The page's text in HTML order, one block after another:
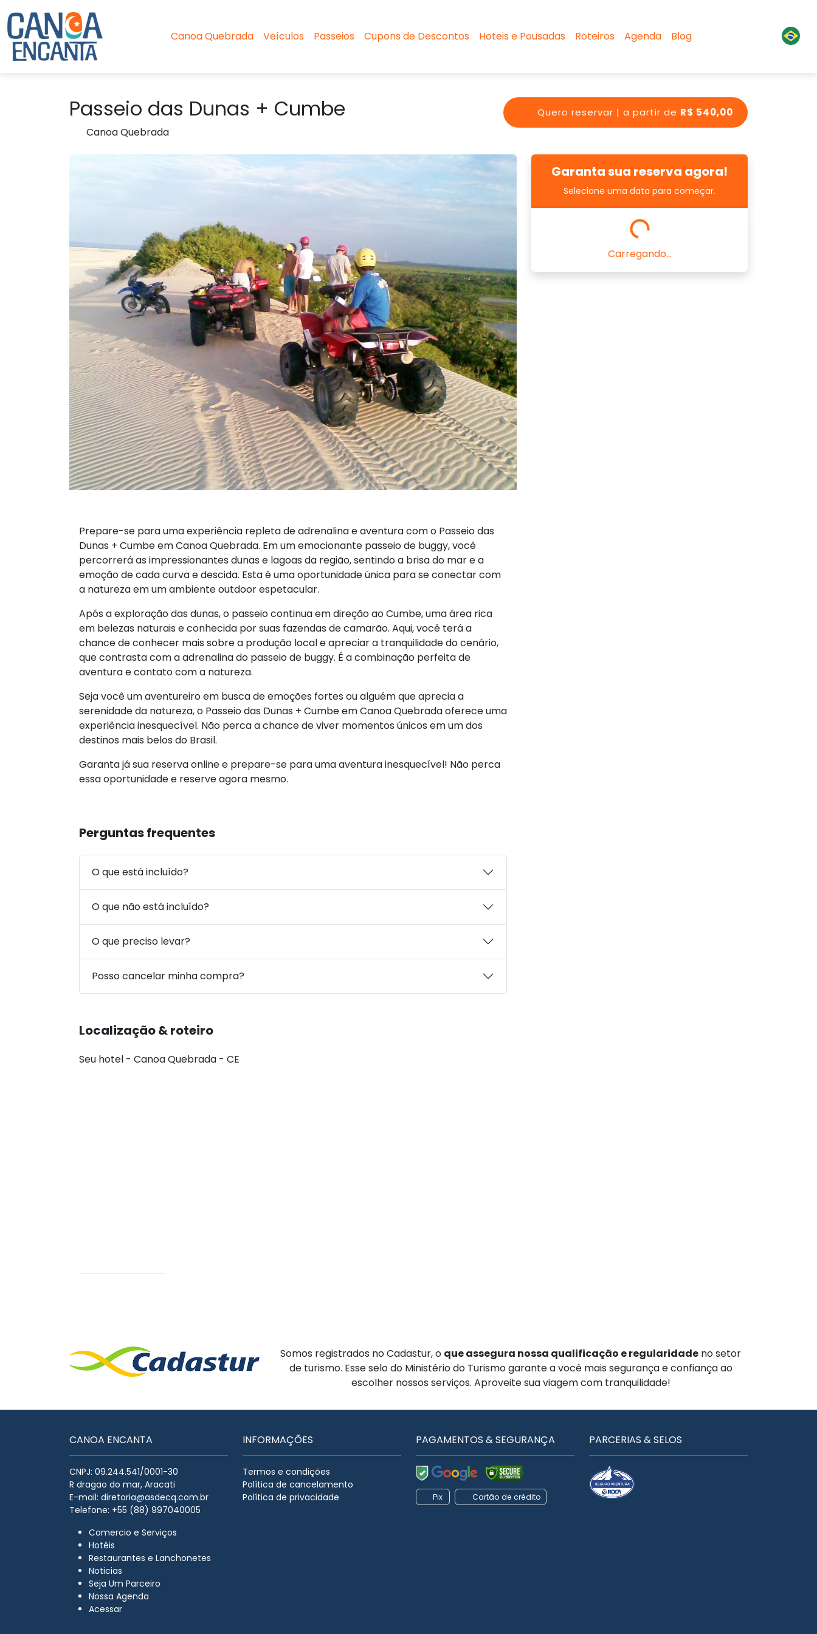
Canoa Quebrada Veículos Passeios Cupons de Descontos Hoteis e Pousadas Roteiros Agenda Blog
Quero reservar | a partir de R$ 540,00
Passeio das Dunas + Cumbe
Canoa Quebrada
Prepare-se para uma experiência repleta de adrenalina e aventura com o Passeio das
Dunas + Cumbe em Canoa Quebrada. Em um emocionante passeio de buggy, você
percorrerá as impressionantes dunas e lagoas da região, sentindo a brisa do mar e a
emoção de cada curva e descida. Esta é uma oportunidade única para se conectar com
a natureza em um ambiente outdoor espetacular.
Após a exploração das dunas, o passeio continua em direção ao Cumbe, uma área rica
em belezas naturais e conhecida por suas fazendas de camarão. Aqui, você terá a
chance de conhecer mais sobre a produção local e apreciar a tranquilidade do cenário,
que contrasta com a adrenalina do passeio de buggy. É a combinação perfeita de
aventura e contato com a natureza.
Seja você um aventureiro em busca de emoções fortes ou alguém que aprecia a
serenidade da natureza, o Passeio das Dunas + Cumbe em Canoa Quebrada oferece uma
experiência inesquecível. Não perca a chance de viver momentos únicos em um dos
destinos mais belos do Brasil.
Garanta já sua reserva online e prepare-se para uma aventura inesquecível! Não perca
essa oportunidade e reserve agora mesmo.
Perguntas frequentes
O que está incluído?
O que não está incluído?
O que preciso levar?
Posso cancelar minha compra?
Localização & roteiro
Seu hotel - Canoa Quebrada - CE
Garanta sua reserva agora!
Selecione uma data para começar.
Carregando...
Somos registrados no Cadastur, o que assegura nossa qualificação e regularidade no setor
de turismo. Esse selo do Ministério do Turismo garante a você mais segurança e confiança ao
escolher nossos serviços. Aproveite sua viagem com tranquilidade!
CANOA ENCANTA
CNPJ: 09.244.541/0001-30
R dragao do mar, Aracati
E-mail: diretoria@asdecq.com.br
Telefone: +55 (88) 997040005
Comercio e Serviços
Hotéis
Restaurantes e Lanchonetes
Noticias
Seja Um Parceiro
Nossa Agenda
Acessar
INFORMAÇÕES
Termos e condições
Política de cancelamento
Política de privacidade
PAGAMENTOS & SEGURANÇA
Pix Cartão de crédito
PARCERIAS & SELOS